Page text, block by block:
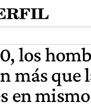
los
más que
en